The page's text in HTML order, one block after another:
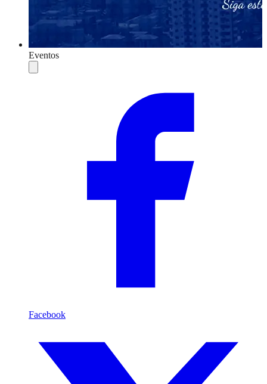
Eventos
Compartilhar
Facebook